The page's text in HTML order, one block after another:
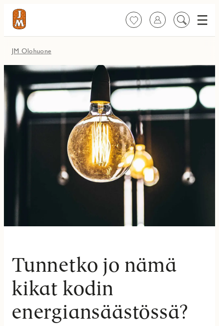
SuosikitKirjaudu sisään
Etsi
JM Olohuone
Tunnetko jo nämä
kikat kodin
energiansäästössä?